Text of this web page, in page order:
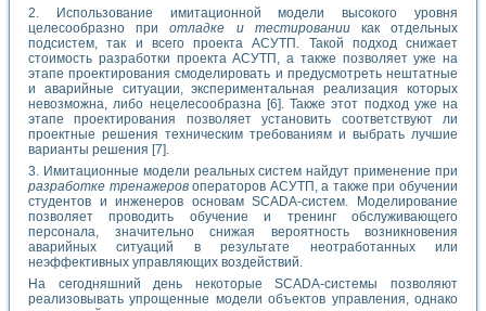
2. Использование имитационной модели высокого уровня
целесообразно приотладке и тестировании как отдельных
подсистем, так и всего проекта АСУТП. Такой подход снижает
стоимость разработки проекта АСУТП, а также позволяет уже на
этапе проектирования смоделировать и предусмотреть нештатные
и аварийные ситуации, экспериментальная реализация которых
невозможна, либо нецелесообразна [6]. Также этот подход уже на
этапе проектирования позволяет установить соответствуют ли
проектные решения техническим требованиям и выбрать лучшие
варианты решения [7].
3. Имитационные модели реальных систем найдут применение при
разработке тренажеровоператоров АСУТП, а также при обучении
студентов и инженеров основам SCADA-систем. Моделирование
позволяет проводить обучение и тренинг обслуживающего
персонала, значительно снижая вероятность возникновения
аварийных ситуаций в результате неотработанных или
неэффективных управляющих воздействий.
На сегодняшний день некоторые SCADA-системы позволяют
реализовывать упрощенные модели объектов управления, однако